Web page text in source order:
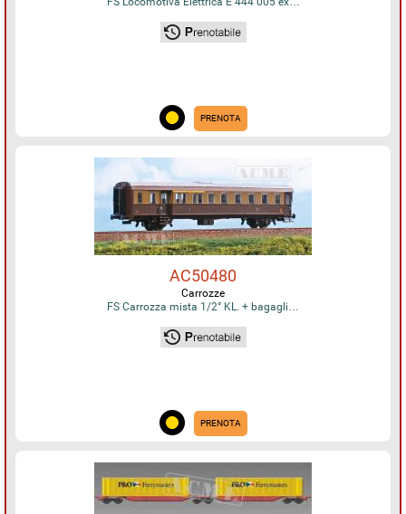
PRENOTA
AC50480
Carrozze
FS Carrozza mista 1/2° KL. + bagagli…
PRENOTA